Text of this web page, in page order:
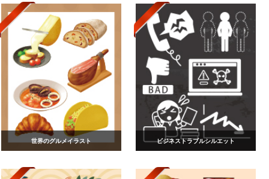
世界のグルメイラスト ビジネストラブルシルエット